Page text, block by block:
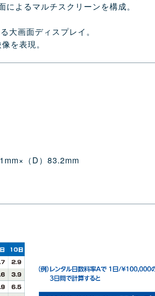
よるマルチスクリーンを構成。
大画面ディスプレイ。
を表現。
（D）83.2mm